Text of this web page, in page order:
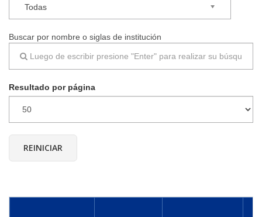
Todas
Buscar por nombre o siglas de institución
Resultado por página